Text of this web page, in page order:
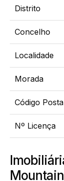
Distrito
Concelho
Localidade
Morada
Código
Nº Licença